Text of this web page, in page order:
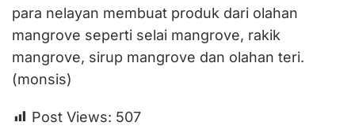
para nelayan membuat produk dari olahan
mangrove seperti selai mangrove, rakik
mangrove, sirup mangrove dan olahan teri.
(monsis)
Post Views: 507